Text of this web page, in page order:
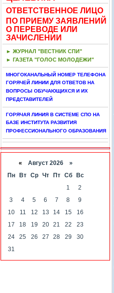
ОТВЕТСТВЕННОЕ ЛИЦО
ПО ПРИЕМУ ЗАЯВЛЕНИЙ
О ПЕРЕВОДЕ ИЛИ
ЗАЧИСЛЕНИИ
► ЖУРНАЛ "ВЕСТНИК СПИ"
► ГАЗЕТА "ГОЛОС МОЛОДЕЖИ"
МНОГОКАНАЛЬНЫЙ НОМЕР ТЕЛЕФОНА
ГОРЯЧЕЙ ЛИНИИ ДЛЯ ОТВЕТОВ НА
ВОПРОСЫ ОБУЧАЮЩИХСЯ И ИХ
ПРЕДСТАВИТЕЛЕЙ
ГОРЯЧАЯ ЛИНИЯ В СИСТЕМЕ СПО НА
БАЗЕ ИНСТИТУТА РАЗВИТИЯ
ПРОФЕССИОНАЛЬНОГО ОБРАЗОВАНИЯ
« Август 2026 »
Пн
Вт Ср Чт Пт Сб
Вс
1
2
3
4 5 6 7 8
9
10
11 12 13 14 15
16
17
18 19 20 21 22
23
24
25 26 27 28 29
30
31